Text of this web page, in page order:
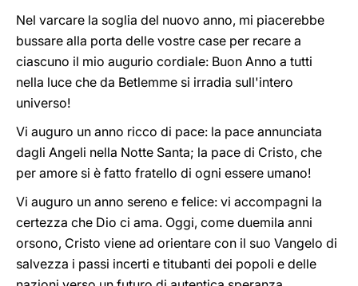
Nel varcare la soglia del nuovo anno, mi piacerebbe
bussare alla porta delle vostre case per recare a
ciascuno il mio augurio cordiale: Buon Anno a tutti
nella luce che da Betlemme si irradia sull'intero
universo!
Vi auguro un anno ricco di pace: la pace annunciata
dagli Angeli nella Notte Santa; la pace di Cristo, che
per amore si è fatto fratello di ogni essere umano!
Vi auguro un anno sereno e felice: vi accompagni la
certezza che Dio ci ama. Oggi, come duemila anni
orsono, Cristo viene ad orientare con il suo Vangelo di
salvezza i passi incerti e titubanti dei popoli e delle